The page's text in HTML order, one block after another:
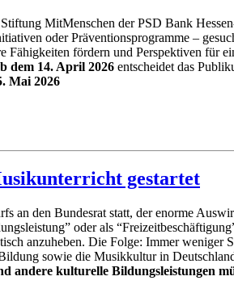
MitMenschen der PSD Bank
oder Präventionsprogramme –
fördern und Perspektiven für
dem 14. April 2026 entscheidet das
Mai 2026
gestartet
an den Bundesrat statt, der enorme
oder als
anzuheben. Die Folge: Immer
sowie die Musikkultur in
kulturelle Bildungsleistungen